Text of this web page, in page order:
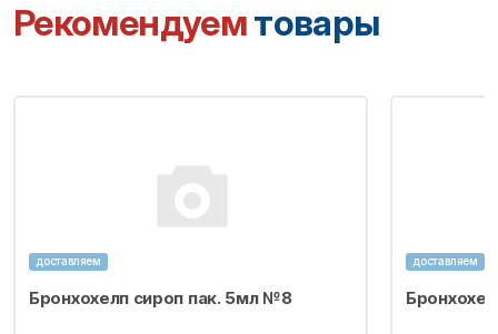
Рекомендуемтовары
доставляем
Бронхохелп сироп пак. 5мл №8
доставляем